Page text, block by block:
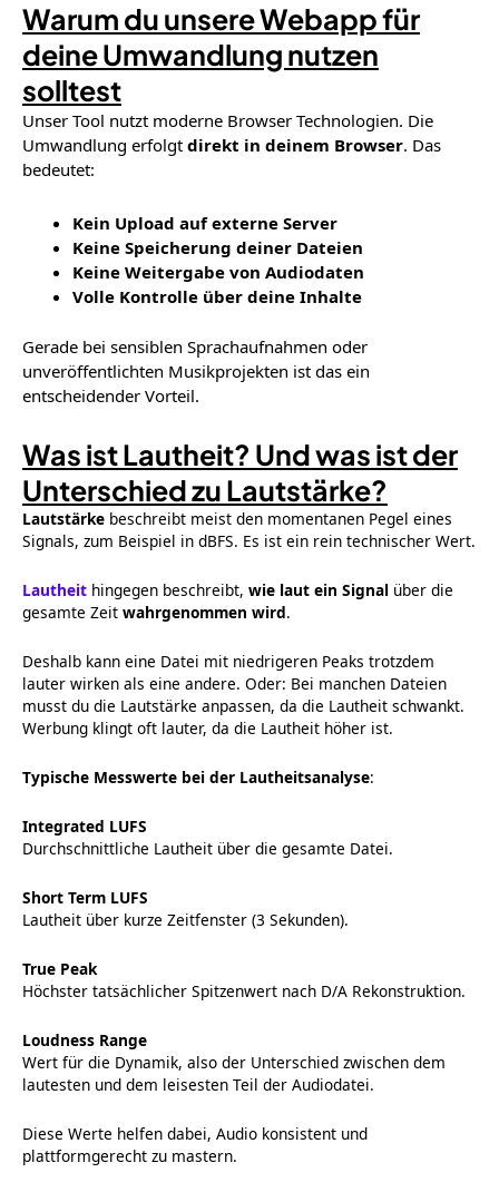
Warum du unsere Webapp für
deine Umwandlung nutzen
solltest
Unser Tool nutzt moderne Browser Technologien. Die
Umwandlung erfolgt direkt in deinem Browser. Das
bedeutet:
Kein Upload auf externe Server
Keine Speicherung deiner Dateien
Keine Weitergabe von Audiodaten
Volle Kontrolle über deine Inhalte
Gerade bei sensiblen Sprachaufnahmen oder
unveröffentlichten Musikprojekten ist das ein
entscheidender Vorteil.
Was ist Lautheit? Und was ist der
Unterschied zu Lautstärke?
Lautstärke beschreibt meist den momentanen Pegel eines
Signals, zum Beispiel in dBFS. Es ist ein rein technischer Wert.
Lautheit hingegen beschreibt, wie laut ein Signal über die
gesamte Zeit wahrgenommen wird.
Deshalb kann eine Datei mit niedrigeren Peaks trotzdem
lauter wirken als eine andere. Oder: Bei manchen Dateien
musst du die Lautstärke anpassen, da die Lautheit schwankt.
Werbung klingt oft lauter, da die Lautheit höher ist.
Typische Messwerte bei der Lautheitsanalyse:
Integrated LUFS
Durchschnittliche Lautheit über die gesamte Datei.
Short Term LUFS
Lautheit über kurze Zeitfenster (3 Sekunden).
True Peak
Höchster tatsächlicher Spitzenwert nach D/A Rekonstruktion.
Loudness Range
Wert für die Dynamik, also der Unterschied zwischen dem
lautesten und dem leisesten Teil der Audiodatei.
Diese Werte helfen dabei, Audio konsistent und
plattformgerecht zu mastern.